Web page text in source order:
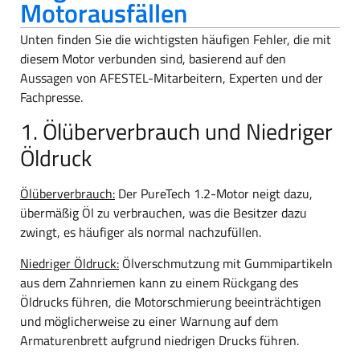
Motorausfällen
Unten finden Sie die wichtigsten häufigen Fehler, die mit
diesem Motor verbunden sind, basierend auf den
Aussagen von AFESTEL-Mitarbeitern, Experten und der
Fachpresse.
1. Ölüberverbrauch und Niedriger
Öldruck
Ölüberverbrauch: Der PureTech 1.2-Motor neigt dazu,
übermäßig Öl zu verbrauchen, was die Besitzer dazu
zwingt, es häufiger als normal nachzufüllen.
Niedriger Öldruck: Ölverschmutzung mit Gummipartikeln
aus dem Zahnriemen kann zu einem Rückgang des
Öldrucks führen, die Motorschmierung beeinträchtigen
und möglicherweise zu einerWarnung auf dem
Armaturenbrett aufgrund niedrigen Drucks führen.